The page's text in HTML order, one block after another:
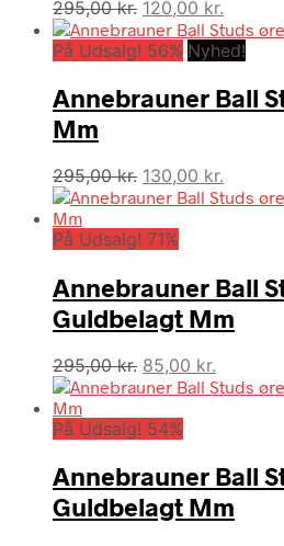
295,00kr. Den
oprindelige
pris
295,00 kr..
120,00 kr.
pris
120,00
På Udsalg! 56% Nyhed!
Annebrauner Ball
Mm
295,00kr. Den
oprindelige
var:
130,00 kr.
På Udsalg! 71%
Annebrauner Ball
Guldbelagt Mm
295,00kr. Den
oprindelige
var:
85,00 kr.
aktuelle
På Udsalg! 54%
Annebrauner Ball
Guldbelagt Mm